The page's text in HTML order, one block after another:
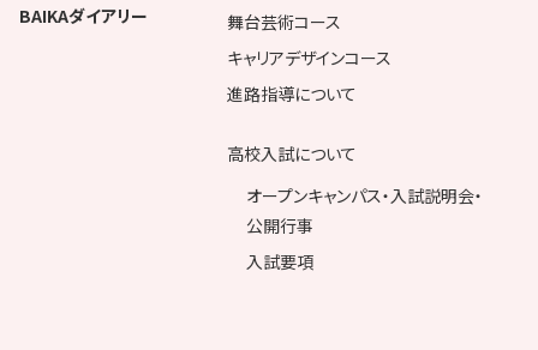
BAIKAダイアリー
舞台芸術コース
キャリアデザインコース
進路指導について
高校入試について
オープンキャンパス・入試説明会・
公開行事
入試要項